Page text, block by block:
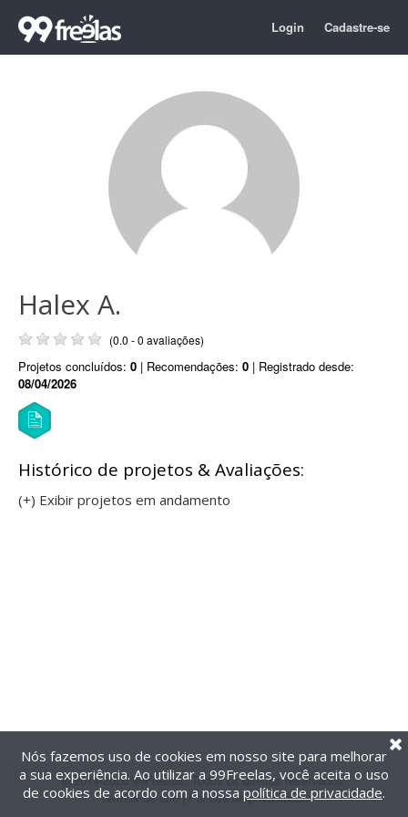
Login Cadastre-se
Halex A.
(0.0 - 0 avaliações)
Projetos concluídos: 0 | Recomendações: 0 | Registrado desde:
08/04/2026
Histórico de projetos & Avaliações:
(+) Exibir projetos em andamento
@2014-2026 99Freelas. Todos os direitos reservados.
Termos de uso| Política de privacidade
Nós fazemos uso de cookies em nosso site para melhorar
a sua experiência. Ao utilizar a 99Freelas, você aceita o uso
de cookies de acordo com a nossa política de privacidade.